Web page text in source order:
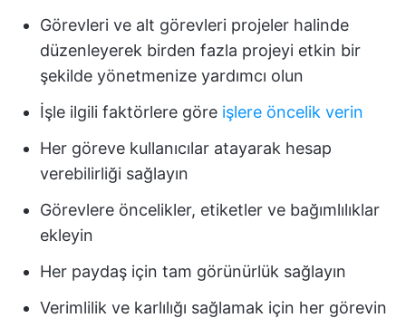
Görevleri ve alt görevleri projeler halinde
düzenleyerek birden fazla projeyi etkin bir
şekilde yönetmenize yardımcı olun
İşle ilgili faktörlere göre işlere öncelik verin
Her göreve kullanıcılar atayarak hesap
verebilirliği sağlayın
Görevlere öncelikler, etiketler ve bağımlılıklar
ekleyin
Her paydaş için tam görünürlük sağlayın
Verimlilik ve karlılığı sağlamak için her görevin